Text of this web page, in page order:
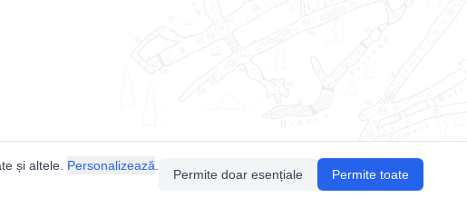
și altele. Personalizează
Permite doar esențiale Permite toate